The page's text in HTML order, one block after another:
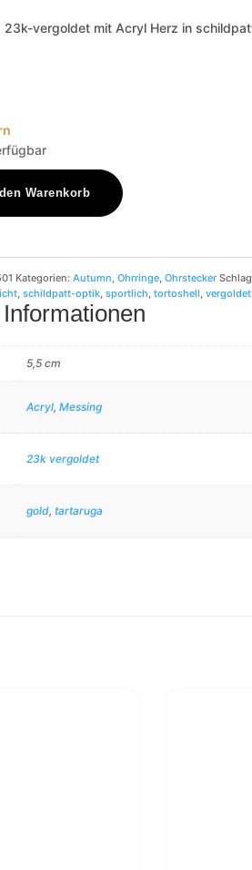
23k-vergoldet mit Acryl Herz in
Warenkorb
Kategorien:Autumn ,Ohrringe ,Ohrstecker
,schildpatt-optik ,sportlich ,tortoshell ,vergoldet
5,5 cm
Acryl,Messing
23k vergoldet
gold,tartaruga